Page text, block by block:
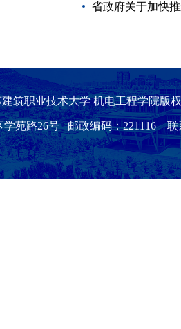
省政府关于加快
建筑职业技术大学 机电工程学院版
苑路26号 邮政编码：221116 联